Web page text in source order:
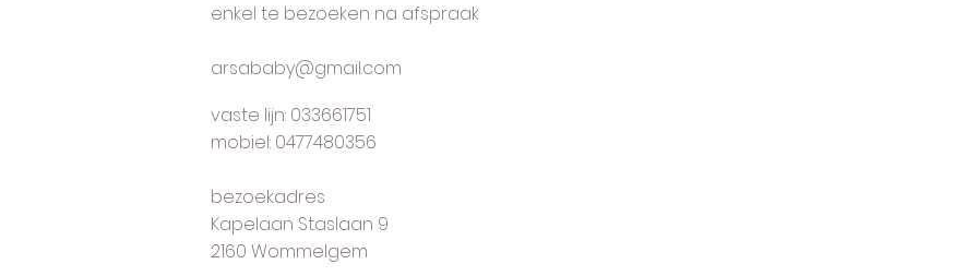
enkel te bezoeken na afspraak
arsababy@gmail.com
vaste lijn: 033661751
mobiel: 0477480356
bezoekadres
Kapelaan Staslaan 9
2160 Wommelgem